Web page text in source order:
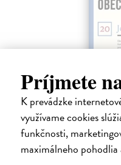
Príjmete
K prevádzke
využívame cookies
funkčnosti,
maximálneho pohodlia
Ekonomie pro
Tirole Jean| Kniha
Ekonomie může pomoci
ekonomové opustí své
vědeckých časopisů, které